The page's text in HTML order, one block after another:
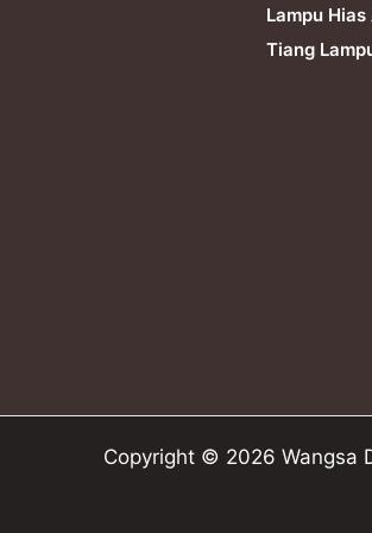
Lampu
Tiang
Copyright © 2026 Wangsa